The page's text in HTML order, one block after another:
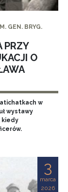
GEN. BRYG.
PRZY
O
w
wystawy
kiedy
3
marca
2026